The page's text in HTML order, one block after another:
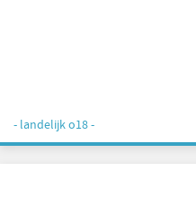
- landelijk o18 -